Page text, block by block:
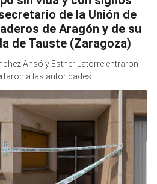
de la Unión de
de Aragón y de su
de Tauste (Zaragoza)
Ansó y Esther Latorre entraron
a las autoridades